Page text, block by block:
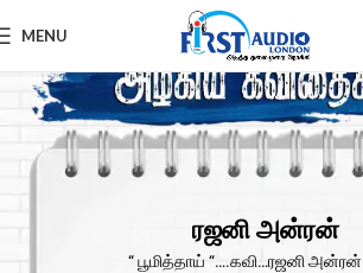
MENU
ரஜனி அன்ரன்
“ பூமித்தாய் “….கவி…ரஜனி